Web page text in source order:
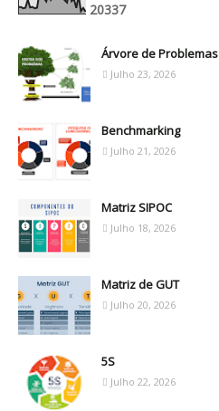
20337
Árvore de Problemas
Julho 23, 2026
Benchmarking
Julho 21, 2026
Matriz SIPOC
Julho 18, 2026
Matriz de GUT
Julho 20, 2026
5S
Julho 22, 2026